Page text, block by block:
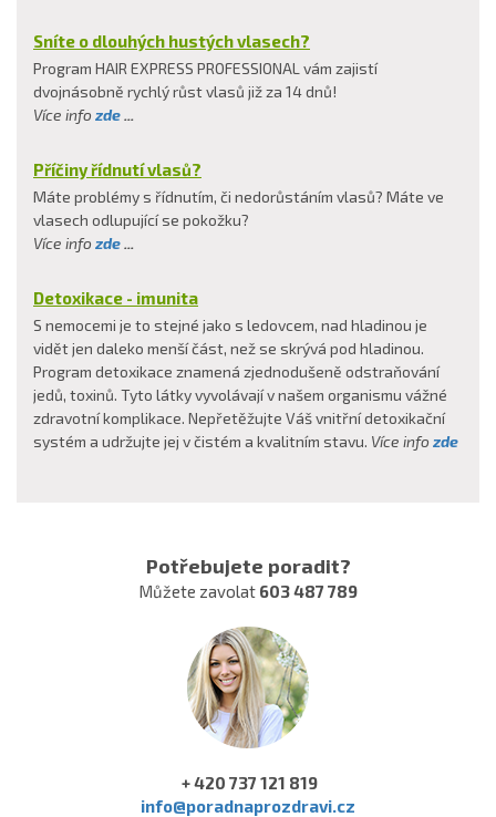
Sníte o dlouhých hustých vlasech?
Program HAIR EXPRESS PROFESSIONAL vám zajistí
dvojnásobně rychlý růst vlasů již za 14 dnů!
Více info zde...
Příčiny řídnutí vlasů?
Máte problémy s řídnutím, či nedorůstáním vlasů? Máte ve
vlasech odlupující se pokožku?
Více info zde...
Detoxikace - imunita
S nemocemi je to stejné jako s ledovcem, nad hladinou je
vidět jen daleko menší část, než se skrývá pod hladinou.
Program detoxikace znamená zjednodušeně odstraňování
jedů, toxinů. Tyto látky vyvolávají v našem organismu vážné
zdravotní komplikace. Nepřetěžujte Váš vnitřní detoxikační
systém a udržujte jej v čistém a kvalitním stavu. Více info zde
Potřebujete poradit?
Můžete zavolat 603 487 789
+ 420 737 121 819
info@poradnaprozdravi.cz